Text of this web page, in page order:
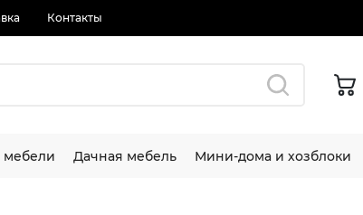
Контакты
мебели Дачная мебель Мини-дома и хозблоки